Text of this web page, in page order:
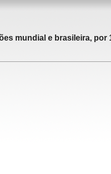
mundial e brasileira, por